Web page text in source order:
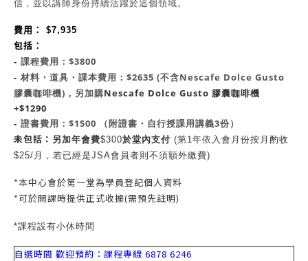
信，並以講師身份持續活躍於這個領域。
費用： $7,935
包括 ：
- 課程費用：$3800
- 材料・道具・課本費用：$2635 (不含Nescafe Dolce Gusto
膠囊咖啡機)，另加購Nescafe Dolce Gusto 膠囊咖啡機
+$1290
- 證書費用：$1500 （附證書・自行授課用講義3份）
未包括 ： 另加年會費$300於堂內支付 (第1年依入會月份按月酌收
$25/月，若已經是JSA會員者則不須額外繳費)
*本中心會於第一堂為學員登記個人資料
*可於開課時提供正式收據(需預先註明)
*課程設有小休時間
自選時間 歡迎預約： 課程專線 6878 6246